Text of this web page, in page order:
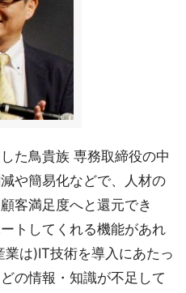
た鳥貴族 専務取締役の中
や簡易化などで、人材の
客満足度へと還元でき
トしてくれる機能があれ
は)IT技術を導入にあたっ
の情報・知識が不足して